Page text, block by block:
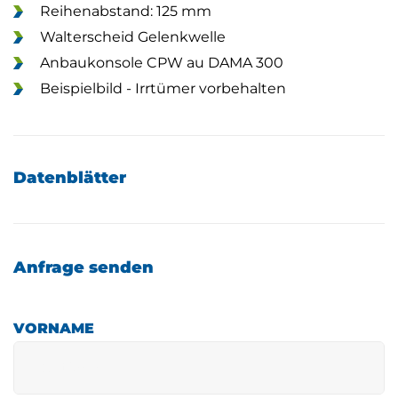
Reihenabstand: 125 mm
Walterscheid Gelenkwelle
Anbaukonsole CPW au DAMA 300
Beispielbild - Irrtümer vorbehalten
Datenblätter
Anfrage senden
VORNAME